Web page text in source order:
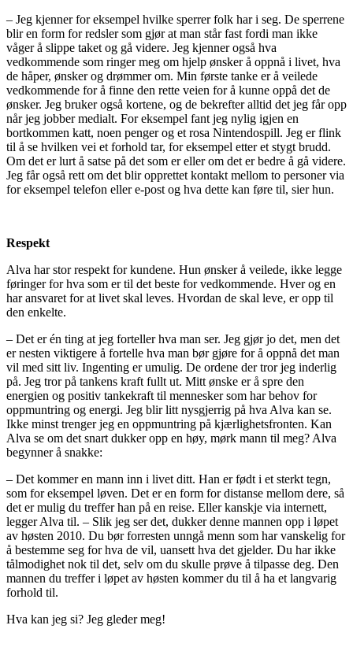
– Jeg kjenner for eksempel hvilke sperrer folk har i seg. De sperrene
blir en form for redsler som gjør at man står fast fordi man ikke
våger å slippe taket og gå videre. Jeg kjenner også hva
vedkommende som ringer meg om hjelp ønsker å oppnå i livet, hva
de håper, ønsker og drømmer om. Min første tanke er å veilede
vedkommende for å finne den rette veien for å kunne oppå det de
ønsker. Jeg bruker også kortene, og de bekrefter alltid det jeg får opp
når jeg jobber medialt. For eksempel fant jeg nylig igjen en
bortkommen katt, noen penger og et rosa Nintendospill. Jeg er flink
til å se hvilken vei et forhold tar, for eksempel etter et stygt brudd.
Om det er lurt å satse på det som er eller om det er bedre å gå videre.
Jeg får også rett om det blir opprettet kontakt mellom to personer via
for eksempel telefon eller e-post og hva dette kan føre til, sier hun.
Respekt
Alva har stor respekt for kundene. Hun ønsker å veilede, ikke legge
føringer for hva som er til det beste for vedkommende. Hver og en
har ansvaret for at livet skal leves. Hvordan de skal leve, er opp til
den enkelte.
– Det er én ting at jeg forteller hva man ser. Jeg gjør jo det, men det
er nesten viktigere å fortelle hva man bør gjøre for å oppnå det man
vil med sitt liv. Ingenting er umulig. De ordene der tror jeg inderlig
på. Jeg tror på tankens kraft fullt ut. Mitt ønske er å spre den
energien og positiv tankekraft til mennesker som har behov for
oppmuntring og energi. Jeg blir litt nysgjerrig på hva Alva kan se.
Ikke minst trenger jeg en oppmuntring på kjærlighetsfronten. Kan
Alva se om det snart dukker opp en høy, mørk mann til meg? Alva
begynner å snakke:
– Det kommer en mann inn i livet ditt. Han er født i et sterkt tegn,
som for eksempel løven. Det er en form for distanse mellom dere, så
det er mulig du treffer han på en reise. Eller kanskje via internett,
legger Alva til. – Slik jeg ser det, dukker denne mannen opp i løpet
av høsten 2010. Du bør forresten unngå menn som har vanskelig for
å bestemme seg for hva de vil, uansett hva det gjelder. Du har ikke
tålmodighet nok til det, selv om du skulle prøve å tilpasse deg. Den
mannen du treffer i løpet av høsten kommer du til å ha et langvarig
forhold til.
Hva kan jeg si? Jeg gleder meg!